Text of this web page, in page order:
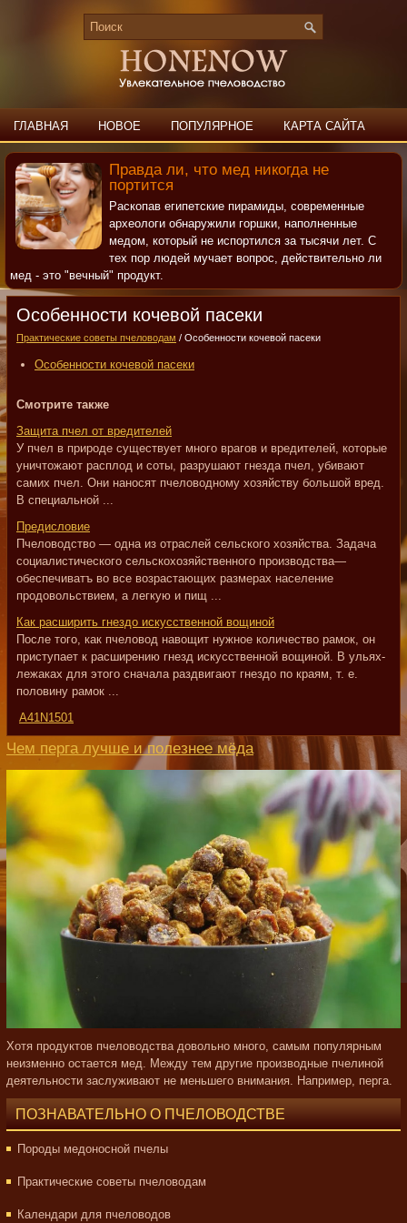
ГЛАВНАЯ НОВОЕ ПОПУЛЯРНОЕ КАРТА САЙТА
ПОИСК КОНТАКТЫ
Правда ли, что мед никогда не
портится
Раскопав египетские пирамиды, современные
археологи обнаружили горшки, наполненные
медом, который не испортился за тысячи лет. С
тех пор людей мучает вопрос, действительно ли
мед - это "вечный" продукт.
Особенности кочевой пасеки
Практические советы пчеловодам / Особенности кочевой пасеки
Особенности кочевой пасеки
Смотрите также
Защита пчел от вредителей
У пчел в природе существует много врагов и вредителей, которые
уничтожают расплод и соты, разрушают гнезда пчел, убивают
самих пчел. Они наносят пчеловодному хозяйству большой вред.
В специальной ...
Предисловие
Пчеловодство — одна из отраслей сельского хозяйства. Задача
социалистического сельскохозяйственного производства—
обеспечиватъ во все возрастающих размерах население
продовольствием, а легкую и пищ ...
Как расширить гнездо искусственной вощиной
После того, как пчеловод навощит нужное количество рамок, он
приступает к расширению гнезд искусственной вощиной. В ульях-
лежаках для этого сначала раздвигают гнездо по краям, т. е.
половину рамок ...
A41N1501
Чем перга лучше и полезнее мёда
Хотя продуктов пчеловодства довольно много, самым популярным
неизменно остается мед. Между тем другие производные пчелиной
деятельности заслуживают не меньшего внимания. Например, перга.
ПОЗНАВАТЕЛЬНО О ПЧЕЛОВОДСТВЕ
Породы медоносной пчелы
Практические советы пчеловодам
Календари для пчеловодов